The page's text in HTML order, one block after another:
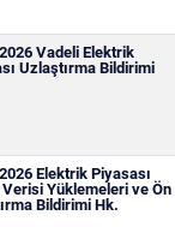
Vadeli Elektrik
Uzlaştırma Bildirimi
Elektrik Piyasası
Yüklemeleri ve Ön
Bildirimi Hk.